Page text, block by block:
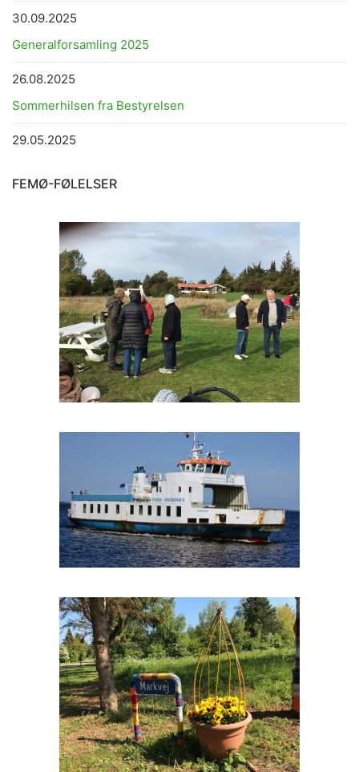
30.09.2025
Generalforsamling 2025
26.08.2025
Sommerhilsen fra Bestyrelsen
29.05.2025
FEMØ-FØLELSER